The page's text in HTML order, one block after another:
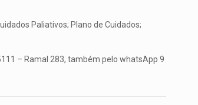
Paliativos; Plano de Cuidados;
– Ramal 283, também pelo whatsApp 9